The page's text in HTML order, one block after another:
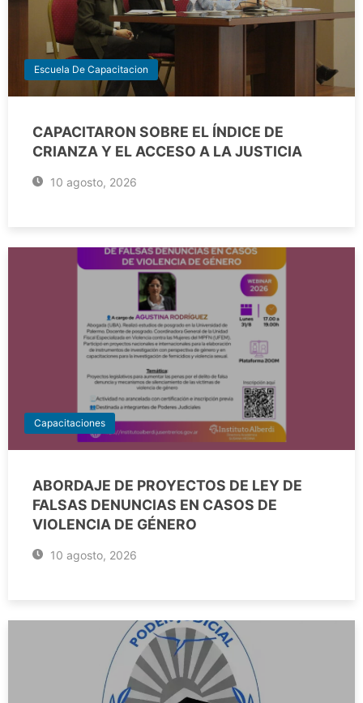
Escuela De Capacitacion
CAPACITARON SOBRE EL ÍNDICE DE
CRIANZA Y EL ACCESO A LA JUSTICIA
10 agosto, 2026
Capacitaciones
ABORDAJE DE PROYECTOS DE LEY DE
FALSAS DENUNCIAS EN CASOS DE
VIOLENCIA DE GÉNERO
10 agosto, 2026